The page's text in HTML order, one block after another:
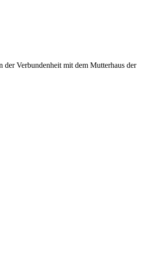
der Verbundenheit mit dem Mutterhaus der